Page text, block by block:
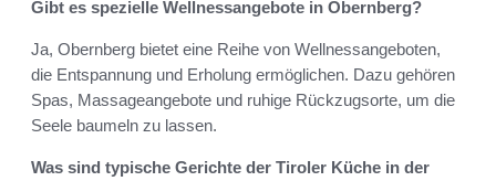
Gibt es spezielle Wellnessangebote in Obernberg?
Ja, Obernberg bietet eine Reihe von Wellnessangeboten,
die Entspannung und Erholung ermöglichen. Dazu gehören
Spas, Massageangebote und ruhige Rückzugsorte, um die
Seele baumeln zu lassen.
Was sind typische Gerichte der Tiroler Küche in der